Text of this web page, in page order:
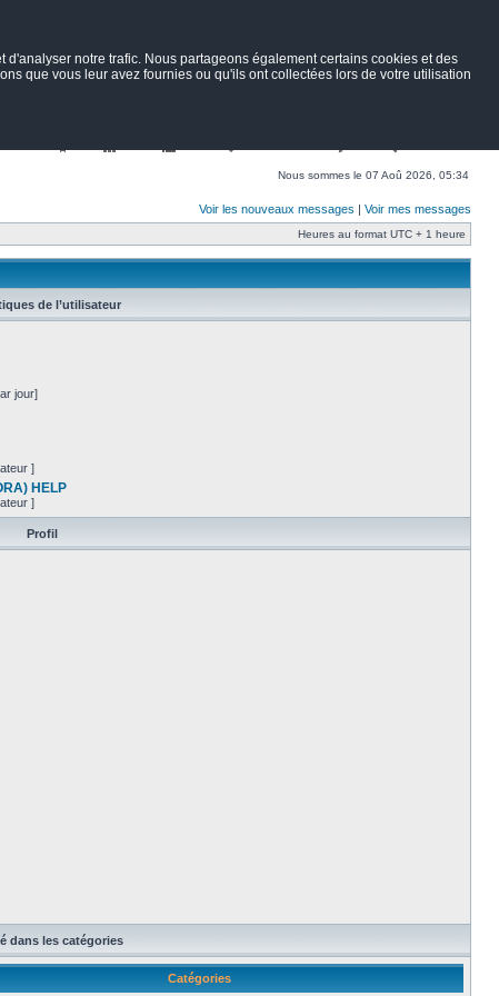
notre trafic. Nous partageons également certains cookies et des
que vous leur avez fournies ou qu'ils ont collectées lors de votre utilisation
Nous sommes le 07 Aoû 2026, 05:34
Voir les nouveaux messages | Voir mes messages
Heures au format UTC + 1 heure
de l’utilisateur
jour]
]
HELP
]
Profil
dans les catégories
Catégories